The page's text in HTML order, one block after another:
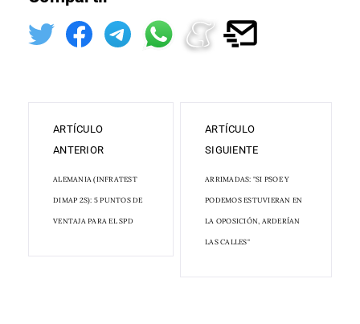
ARTÍCULO
ANTERIOR
ALEMANIA (INFRATEST
DIMAP 2S): 5 PUNTOS DE
VENTAJA PARA EL SPD
ARTÍCULO
SIGUIENTE
ARRIMADAS: "SI PSOE Y
PODEMOS ESTUVIERAN EN
LA OPOSICIÓN, ARDERÍAN
LAS CALLES"